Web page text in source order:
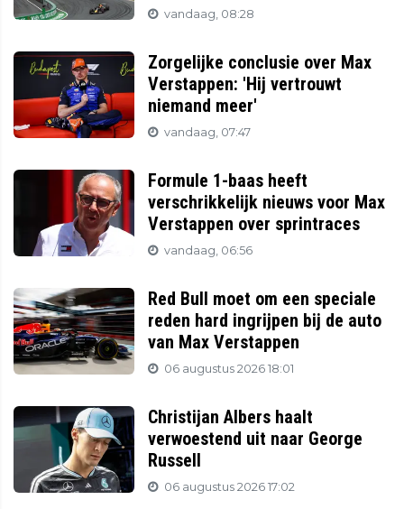
vandaag, 08:28
Zorgelijke conclusie over Max
Verstappen: 'Hij vertrouwt
niemand meer'
vandaag, 07:47
Formule 1-baas heeft
verschrikkelijk nieuws voor Max
Verstappen over sprintraces
vandaag, 06:56
Red Bull moet om een speciale
reden hard ingrijpen bij de auto
van Max Verstappen
06 augustus 2026 18:01
Christijan Albers haalt
verwoestend uit naar George
Russell
06 augustus 2026 17:02